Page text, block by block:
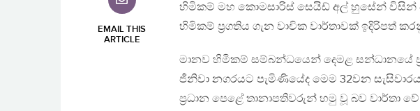
EMAIL THIS
ARTICLE
හිමිකම් මහ කොමසාරිස් සෙයිඩ් අල් හුසේන් විසින්
හිමිකම් ප්‍රගතිය ගැන වාචික වාර්තාවක් ඉදිරිපත්
මානව හිමිකම් සම්බන්ධයෙන් දෙමළ සන්ධානයේ
ජීනිවා නගරයට පැමිණියේද මෙම 32වන
ප්‍රධාන පෙළේ තානාපතිවරුන් හමු වූ බව වාර්තා